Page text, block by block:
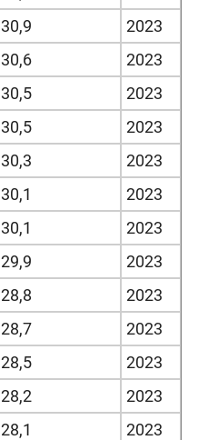
30,9
2023
30,6
2023
30,5
2023
30,5
2023
30,3
2023
30,1
2023
30,1
2023
29,9
2023
28,8
2023
28,7
2023
28,5
2023
28,2
2023
28,1
2023